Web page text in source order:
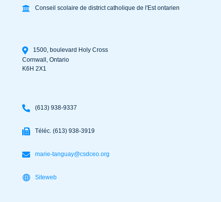
Conseil scolaire de district catholique de l'Est ontarien
1500, boulevard Holy Cross
Cornwall, Ontario
K6H 2X1
(613) 938-9337
Téléc. (613) 938-3919
marie-tanguay@csdceo.org
Siteweb